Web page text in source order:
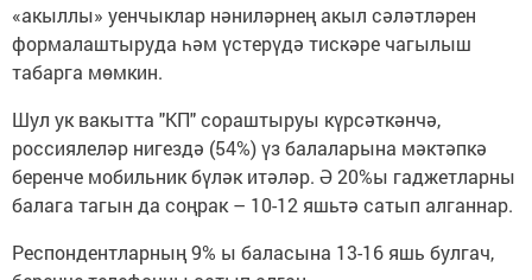
«акыллы» уенчыклар нәниләрнең акыл сәләтләрен
формалаштыруда һәм үстерүдә тискәре чагылыш
табарга мөмкин.
Шул ук вакытта "КП" сораштыруы күрсәткәнчә,
россиялеләр нигездә (54%) үз балаларына мәктәпкә
беренче мобильник бүләк итәләр. Ә 20%ы гаджетларны
балага тагын да соңрак – 10-12 яшьтә сатып алганнар.
Респондентларның 9% ы баласына 13-16 яшь булгач,